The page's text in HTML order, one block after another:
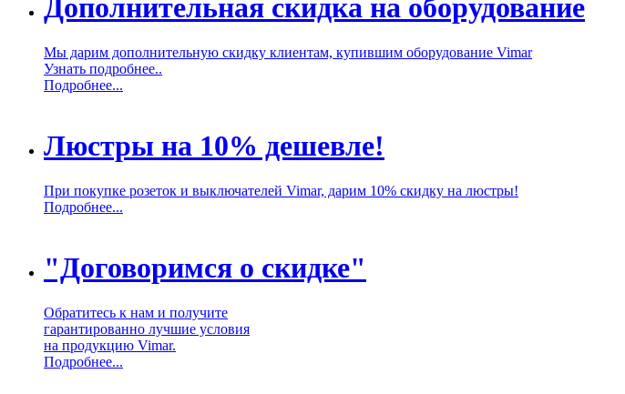
Дополнительная скидка на оборудование
Мы дарим дополнительную скидку клиентам, купившим оборудование Vimar
Узнать подробнее..
Подробнее...
Люстры на 10% дешевле!
При покупке розеток и выключателей Vimar, дарим 10% скидку на люстры!
Подробнее...
"Договоримся о скидке"
Обратитесь к нам и получите
гарантированно лучшие условия
на продукцию Vimar.
Подробнее...